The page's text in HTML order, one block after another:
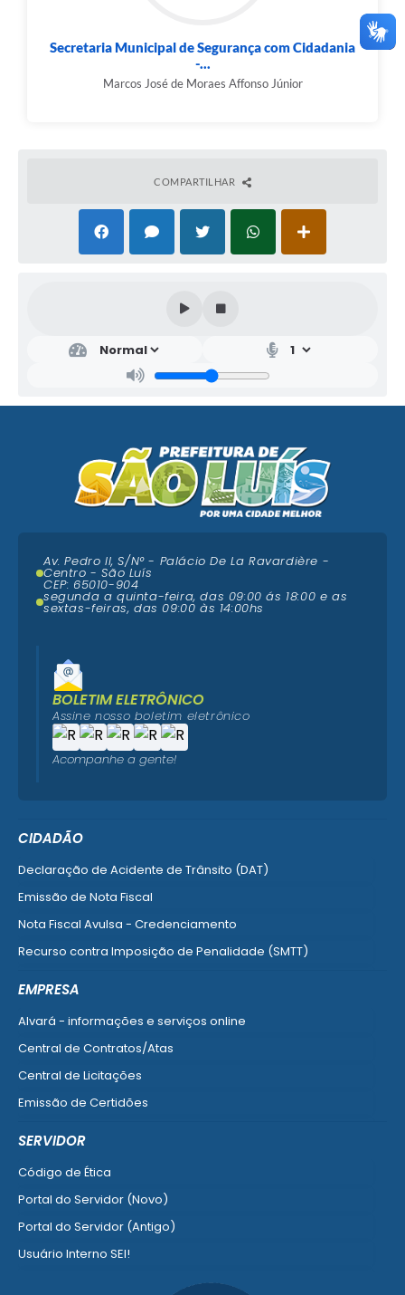
Secretaria Municipal de Segurança com Cidadania
-...
Marcos José de Moraes Affonso Júnior
COMPARTILHAR
CIDADÃO
Declaração de Acidente de Trânsito (DAT)
Emissão de Nota Fiscal
Nota Fiscal Avulsa - Credenciamento
Recurso contra Imposição de Penalidade (SMTT)
EMPRESA
Alvará - informações e serviços online
Central de Contratos/Atas
Central de Licitações
Emissão de Certidões
SERVIDOR
Código de Ética
Portal do Servidor (Novo)
Portal do Servidor (Antigo)
Usuário Interno SEI!
Av. Pedro II, S/N° - Palácio De La Ravardière -
Centro - São Luís
CEP: 65010-904
segunda a quinta-feira, das 09:00 ás 18:00 e as
sextas-feiras, das 09:00 às 14:00hs
BOLETIM ELETRÔNICO
Assine nosso boletim eletrônico
Acompanhe a gente!